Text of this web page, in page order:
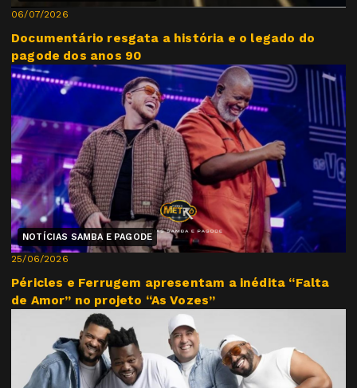
06/07/2026
Documentário resgata a história e o legado do
pagode dos anos 90
NOTÍCIAS SAMBA E PAGODE
25/06/2026
Péricles e Ferrugem apresentam a inédita “Falta
de Amor” no projeto “As Vozes”